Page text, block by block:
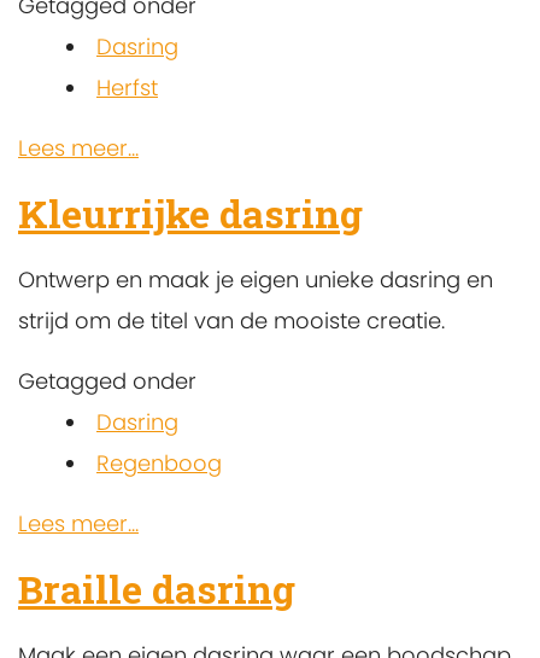
Dasring
Herfst
Lees meer...
Kleurrijke dasring
Ontwerp en maak je eigen unieke dasring en
strijd om de titel van de mooiste creatie.
Getagged onder
Dasring
Regenboog
Lees meer...
Braille dasring